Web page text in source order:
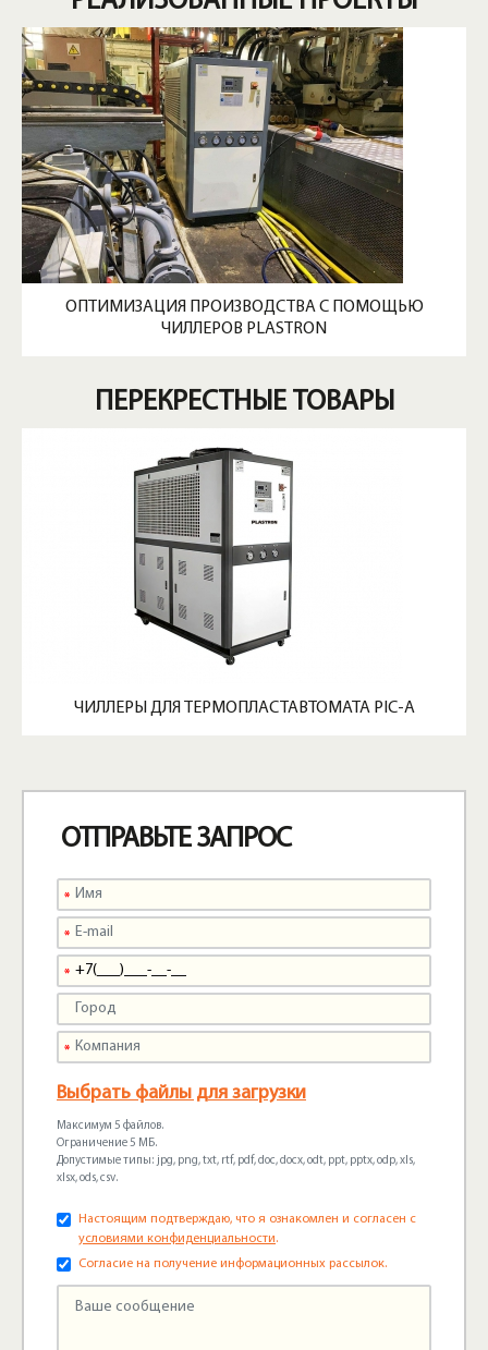
ОПТИМИЗАЦИЯ ПРОИЗВОДСТВА С ПОМОЩЬЮ
ЧИЛЛЕРОВ PLASTRON
ПЕРЕКРЕСТНЫЕ ТОВАРЫ
ЧИЛЛЕРЫ ДЛЯ ТЕРМОПЛАСТАВТОМАТА PIC-A
ОТПРАВЬТЕ ЗАПРОС
Выбрать файлы для загрузки
Максимум 5 файлов.
Ограничение 5 МБ.
Допустимые типы: jpg, png, txt, rtf, pdf, doc, docx, odt, ppt, pptx, odp, xls,
xlsx, ods, csv.
Настоящим подтверждаю, что я ознакомлен и согласен с
условиями конфиденциальности.
Согласие на получение информационных рассылок.